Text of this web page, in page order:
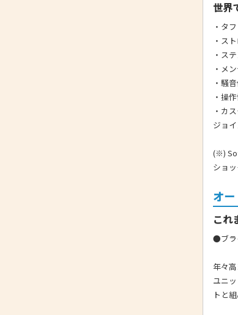
世界
・タ
・ス
・ス
・メ
・騒
・操
・カ
ジョイ
(※)
ショ
オ
これ
●ブラ
年々
ユニ
トと